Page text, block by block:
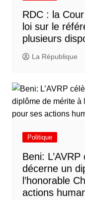
RDC : la
loi sur le
plusieurs
La République
Politique
Beni:
décerne un
l’honorable
actions